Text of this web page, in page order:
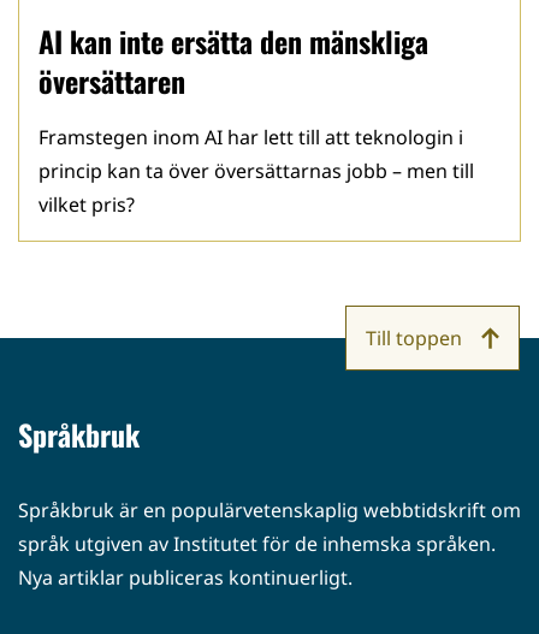
AI kan inte ersätta den mänskliga
översättaren
Framstegen inom AI har lett till att teknologin i
princip kan ta över översättarnas jobb – men till
vilket pris?
Språkbruk
Språkbruk är en populärvetenskaplig webbtidskrift om
språk utgiven av Institutet för de inhemska språken.
Nya artiklar publiceras kontinuerligt.
Till toppen